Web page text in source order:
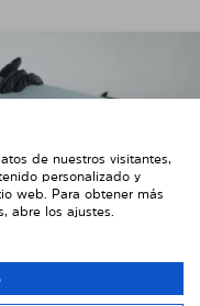
de nuestros visitantes,
personalizado y
web. Para obtener más
abre los ajustes.